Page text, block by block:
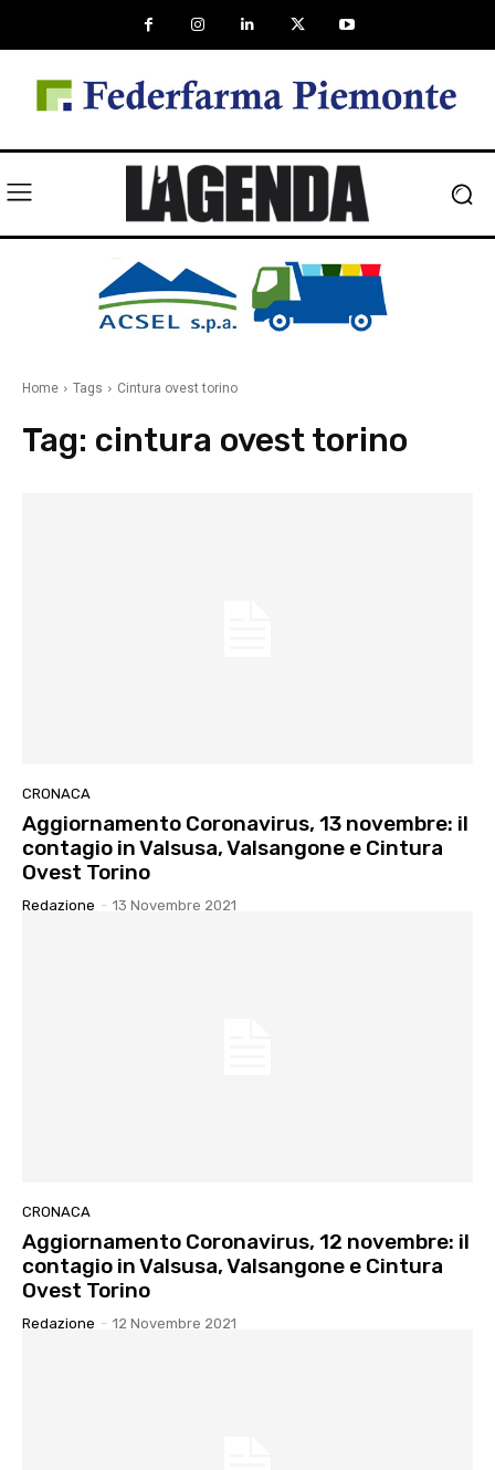
Home Tags Cintura ovest torino
Tag: cintura ovest torino
CRONACA
Aggiornamento Coronavirus, 13 novembre: il
contagio in Valsusa, Valsangone e Cintura
Ovest Torino
Redazione - 13 Novembre 2021
CRONACA
Aggiornamento Coronavirus, 12 novembre: il
contagio in Valsusa, Valsangone e Cintura
Ovest Torino
Redazione - 12 Novembre 2021